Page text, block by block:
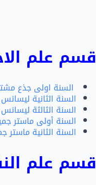
قسم علم
السنة اولى جذع
السنة الثانية
السنة الثالثة
السنة أولى ماستر
السنة الثانية ماستر
قسم علم